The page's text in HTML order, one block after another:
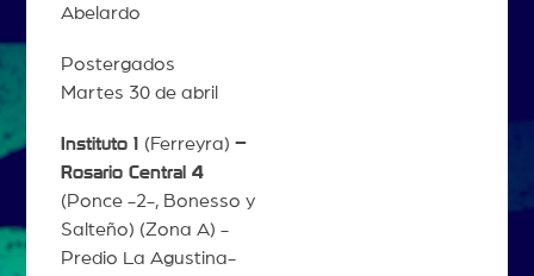
Abelardo
Postergados
Martes 30 de abril
Instituto 1 (Ferreyra) –
Rosario Central 4
(Ponce -2-, Bonesso y
Salteño) (Zona A) -
Predio La Agustina-